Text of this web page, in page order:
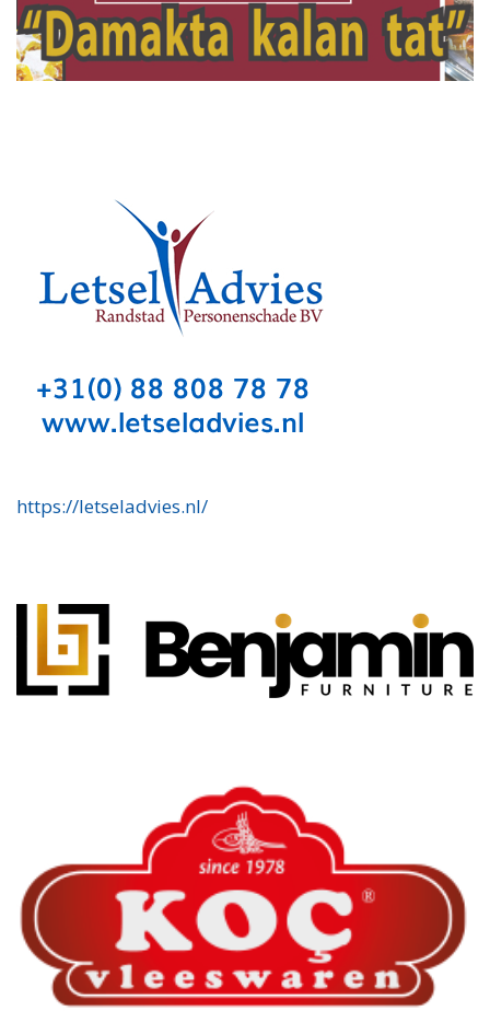
https://letseladvies.nl/